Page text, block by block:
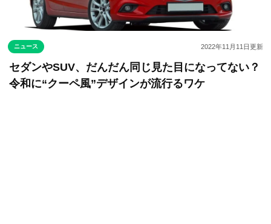
ニュース 2022年11月11日更新
セダンやSUV、だんだん同じ見た目になってない？
令和に“クーペ風”デザインが流行るワケ